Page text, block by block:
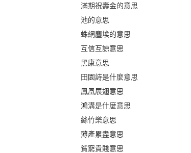
滿期祝壽金的意思
池的意思
蛛網塵埃的意思
互信互諒意思
黑康意思
田園詩是什麼意思
鳳凰展翅意思
鴻溝是什麼意思
絲竹樂意思
薄產累盡意思
貧窮貴賤意思